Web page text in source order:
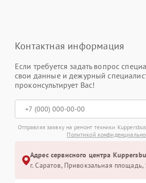
Контактная информация
Если требуется задать вопрос
свои данные и дежурный
проконсультирует Вас!
Отправляя заявку на ремонт техники
Политикой
Адрес сервисного центра
г. Саратов, Привокзальная площадь,